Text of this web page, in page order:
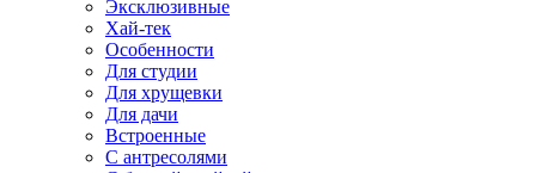
Эксклюзивные
Хай-тек
Особенности
Для студии
Для хрущевки
Для дачи
Встроенные
С антресолями